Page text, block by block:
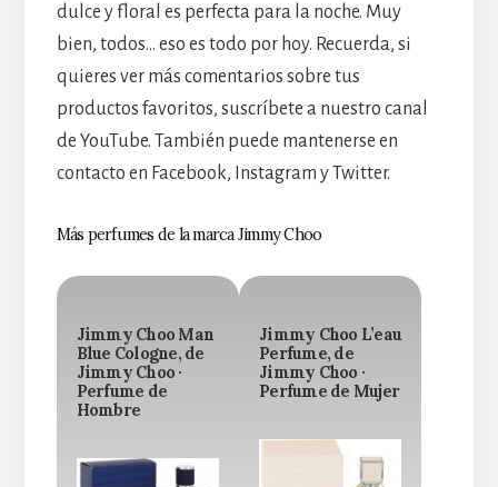
dulce y floral es perfecta para la noche. Muy
bien, todos… eso es todo por hoy. Recuerda, si
quieres ver más comentarios sobre tus
productos favoritos, suscríbete a nuestro canal
de YouTube. También puede mantenerse en
contacto en Facebook, Instagram y Twitter.
Más perfumes de la marca Jimmy Choo
Jimmy Choo Man
Blue Cologne, de
Jimmy Choo ·
Perfume de
Hombre
Jimmy Choo L’eau
Perfume, de
Jimmy Choo ·
Perfume de Mujer